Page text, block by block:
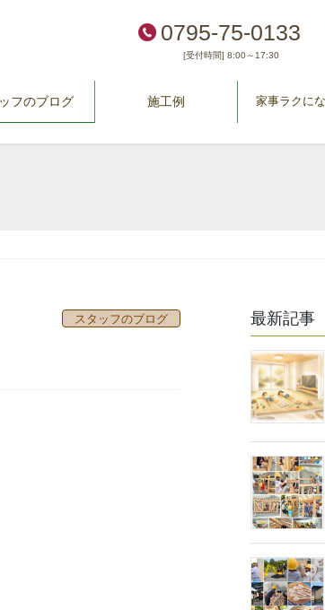
0795-75-0133
[受付時間] 8:00～17:30
フのブログ 施工例 家事ラクに
スタッフのブログ 最新記事